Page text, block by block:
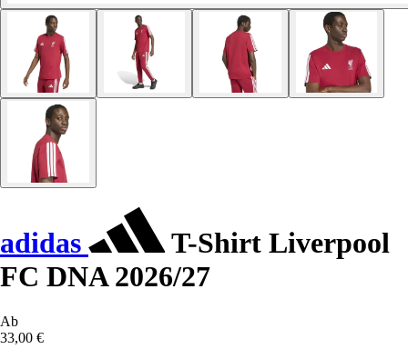
adidas
T-Shirt Liverpool
FC DNA 2026/27
Ab
33,00 €